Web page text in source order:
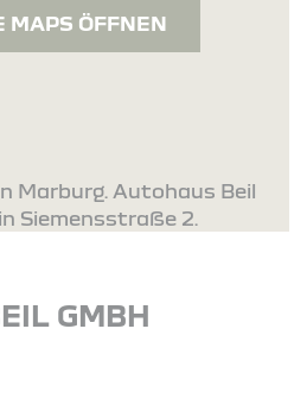
MAPS ÖFFNEN
Marburg. Autohaus Beil
Siemensstraße 2.
GMBH